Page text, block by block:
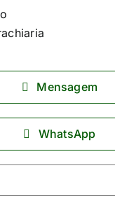
Mensagem
WhatsApp